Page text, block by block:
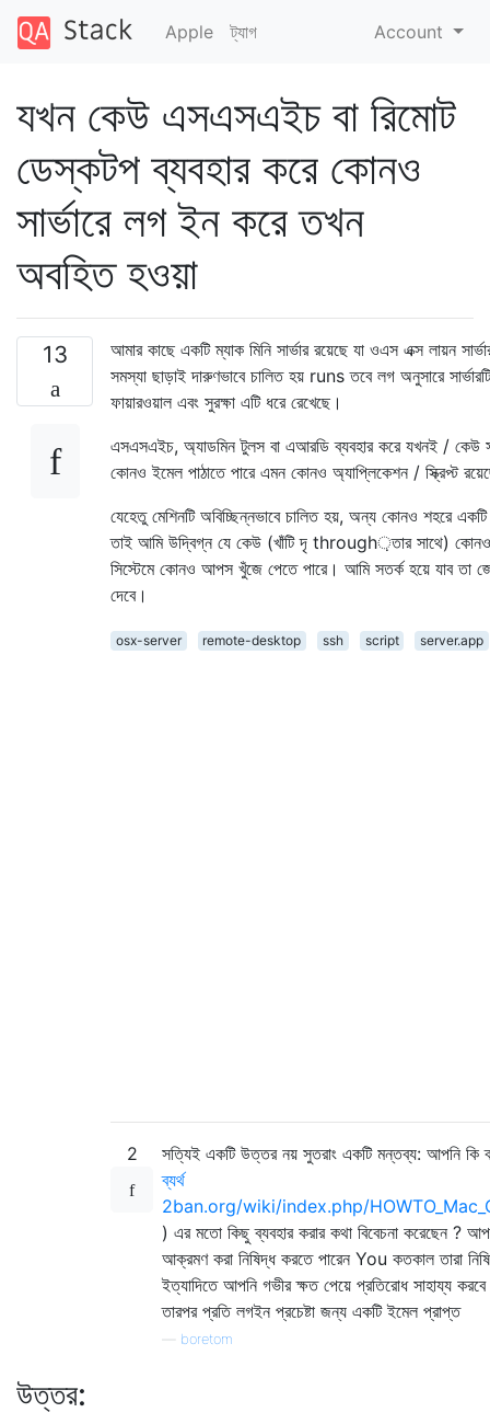
Apple ট্যাগ Account
যখন কেউ এসএসএইচ বা রিমোট
ডেস্কটপ ব্যবহার করে কোনও
সার্ভারে লগ ইন করে তখন
অবহিত হওয়া
13
আমার কাছে একটি ম্যাক মিনি সার্ভার রয়েছে যা ওএস এক্স লায়ন
সমস্যা ছাড়াই দারুণভাবে চালিত হয় runs তবে লগ অনুসারে
ফায়ারওয়াল এবং সুরক্ষা এটি ধরে রেখেছে।
এসএসএইচ, অ্যাডমিন টুলস বা এআরডি ব্যবহার করে যখনই / কেউ
কোনও ইমেল পাঠাতে পারে এমন কোনও অ্যাপ্লিকেশন / স্ক্রিপ্ট
যেহেতু মেশিনটি অবিচ্ছিন্নভাবে চালিত হয়, অন্য কোনও শহরে একটি
তাই আমি উদ্বিগ্ন যে কেউ (খাঁটি দৃ through়তার সাথে) কোনও
সিস্টেমে কোনও আপস খুঁজে পেতে পারে। আমি সতর্ক হয়ে যাব তা
দেবে।
osx-server remote-desktop ssh script server.app
2
সত্যিই একটি উত্তর নয় সুতরাং একটি মন্তব্য: আপনি
ব্যর্থ
2ban.org/wiki/index.php/
) এর মতো কিছু ব্যবহার করার কথা বিবেচনা করেছেন ?
আক্রমণ করা নিষিদ্ধ করতে পারেন You কতকাল তারা
ইত্যাদিতে আপনি গভীর ক্ষত পেয়ে প্রতিরোধ সাহায্য
তারপর প্রতি লগইন প্রচেষ্টা জন্য একটি ইমেল প্রাপ্ত
boretom
উত্তর: